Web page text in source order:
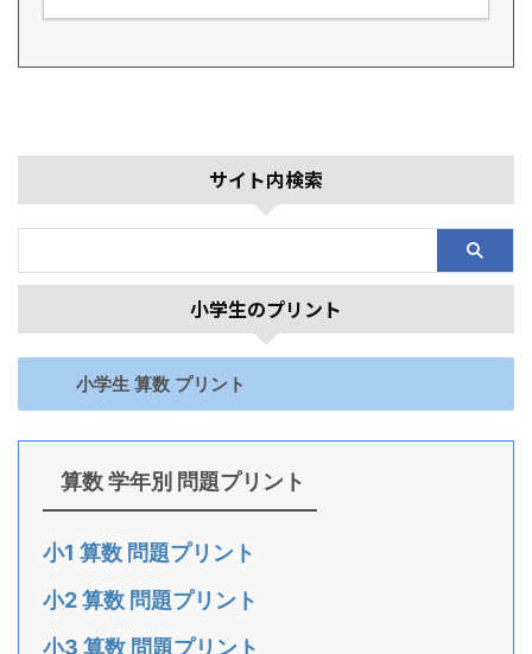
サイト内検索
小学生のプリント
小学生 算数 プリント
算数 学年別 問題プリント
小1 算数 問題プリント
小2 算数 問題プリント
小3 算数 問題プリント